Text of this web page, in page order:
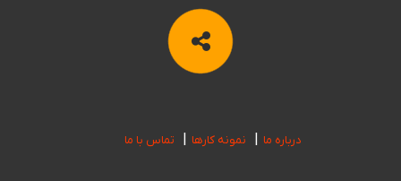
درباره ما نمونه کارها تماس با ما